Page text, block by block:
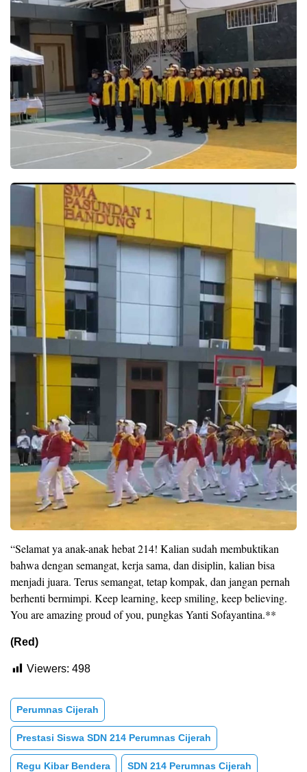
“Selamat ya anak-anak hebat 214! Kalian sudah membuktikan
bahwa dengan semangat, kerja sama, dan disiplin, kalian bisa
menjadi juara. Terus semangat, tetap kompak, dan jangan pernah
berhenti bermimpi. Keep learning, keep smiling, keep believing.
You are amazing proud of you, pungkas Yanti Sofayantina.**
(Red)
Viewers: 498
Perumnas Cijerah
Prestasi Siswa SDN 214 Perumnas Cijerah
Regu Kibar Bendera SDN 214 Perumnas Cijerah